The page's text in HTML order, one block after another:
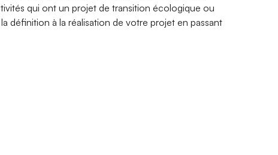
qui ont un projet de transition écologique ou
définition à la réalisation de votre projet en passant